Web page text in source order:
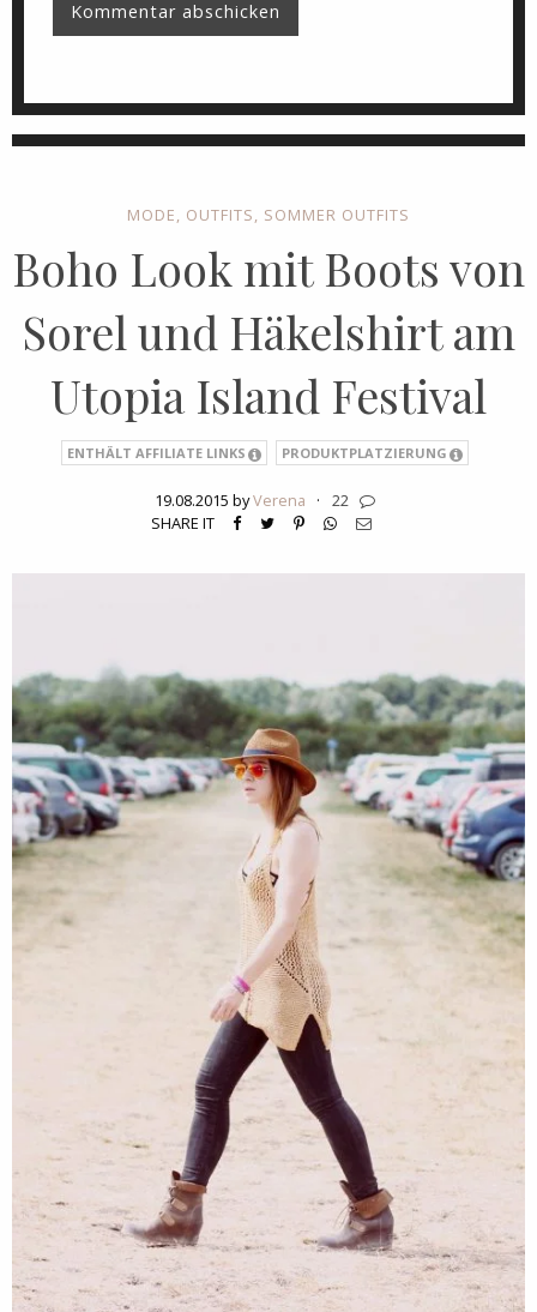
MODE, OUTFITS, SOMMER OUTFITS
Boho Look mit Boots von
Sorel und Häkelshirt am
Utopia Island Festival
ENTHÄLT AFFILIATE LINKS PRODUKTPLATZIERUNG
19.08.2015 byVerena ·
22
SHARE IT